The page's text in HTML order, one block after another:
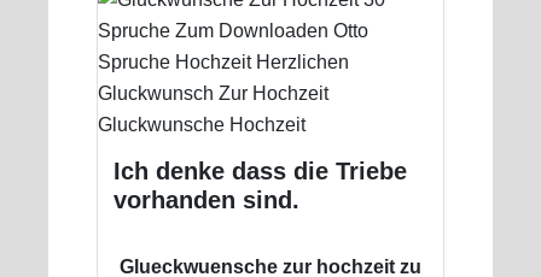
Ich denke dass die Triebe
vorhanden sind.
Glueckwuensche zur hochzeit zu